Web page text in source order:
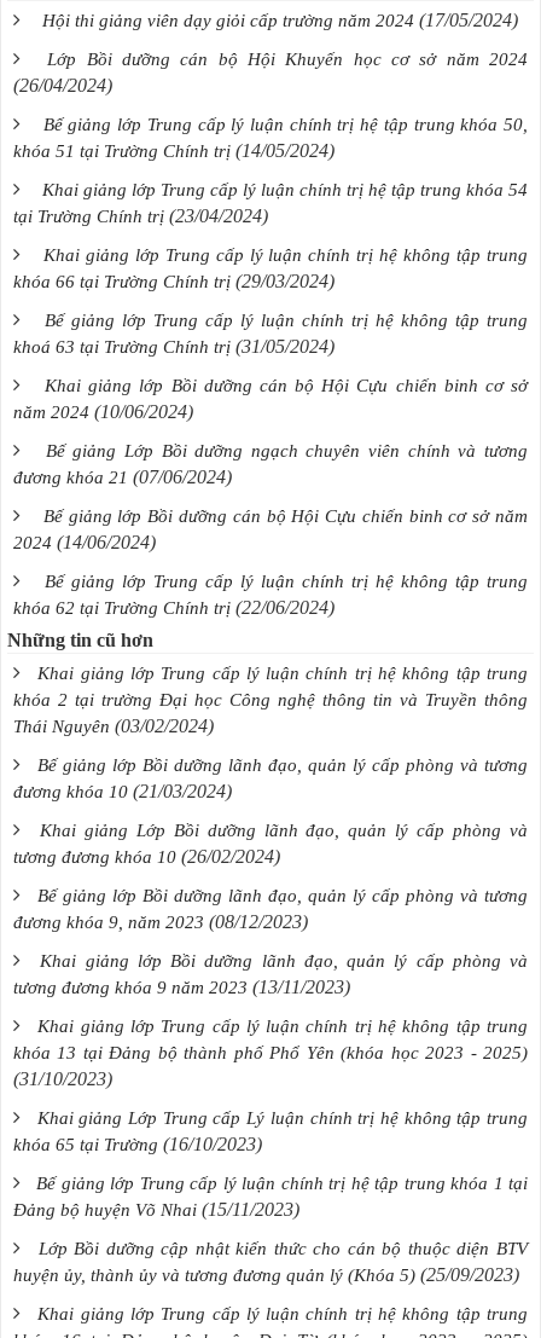
Hội thi giảng viên dạy giỏi cấp trường năm 2024 (17/05/2024)
Lớp Bồi dưỡng cán bộ Hội Khuyến học cơ sở năm 2024
(26/04/2024)
Bế giảng lớp Trung cấp lý luận chính trị hệ tập trung khóa 50,
khóa 51 tại Trường Chính trị (14/05/2024)
Khai giảng lớp Trung cấp lý luận chính trị hệ tập trung khóa 54
tại Trường Chính trị (23/04/2024)
Khai giảng lớp Trung cấp lý luận chính trị hệ không tập trung
khóa 66 tại Trường Chính trị (29/03/2024)
Bế giảng lớp Trung cấp lý luận chính trị hệ không tập trung
khoá 63 tại Trường Chính trị (31/05/2024)
Khai giảng lớp Bồi dưỡng cán bộ Hội Cựu chiến binh cơ sở
năm 2024 (10/06/2024)
Bế giảng Lớp Bồi dưỡng ngạch chuyên viên chính và tương
đương khóa 21 (07/06/2024)
Bế giảng lớp Bồi dưỡng cán bộ Hội Cựu chiến binh cơ sở năm
2024 (14/06/2024)
Bế giảng lớp Trung cấp lý luận chính trị hệ không tập trung
khóa 62 tại Trường Chính trị (22/06/2024)
Những tin cũ hơn
Khai giảng lớp Trung cấp lý luận chính trị hệ không tập trung
khóa 2 tại trường Đại học Công nghệ thông tin và Truyền thông
Thái Nguyên (03/02/2024)
Bế giảng lớp Bồi dưỡng lãnh đạo, quản lý cấp phòng và tương
đương khóa 10 (21/03/2024)
Khai giảng Lớp Bồi dưỡng lãnh đạo, quản lý cấp phòng và
tương đương khóa 10 (26/02/2024)
Bế giảng lớp Bồi dưỡng lãnh đạo, quản lý cấp phòng và tương
đương khóa 9, năm 2023 (08/12/2023)
Khai giảng lớp Bồi dưỡng lãnh đạo, quản lý cấp phòng và
tương đương khóa 9 năm 2023 (13/11/2023)
Khai giảng lớp Trung cấp lý luận chính trị hệ không tập trung
khóa 13 tại Đảng bộ thành phố Phổ Yên (khóa học 2023 - 2025)
(31/10/2023)
Khai giảng Lớp Trung cấp Lý luận chính trị hệ không tập trung
khóa 65 tại Trường (16/10/2023)
Bế giảng lớp Trung cấp lý luận chính trị hệ tập trung khóa 1 tại
Đảng bộ huyện Võ Nhai (15/11/2023)
Lớp Bồi dưỡng cập nhật kiến thức cho cán bộ thuộc diện BTV
huyện ủy, thành ủy và tương đương quản lý (Khóa 5) (25/09/2023)
Khai giảng lớp Trung cấp lý luận chính trị hệ không tập trung